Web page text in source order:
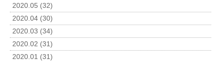
2020.05 (32)
2020.04 (30)
2020.03 (34)
2020.02 (31)
2020.01 (31)